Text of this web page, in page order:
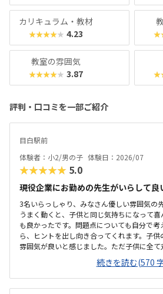
カリキュラム・教材
★★★★★ 4.23
教室の雰囲気
★★★★★ 3.87
評判・口コミを一部ご紹介
目白駅前
体験者：小2/男の子 体験日：2026/07
★★★★★ 5.0
現役企業にお勤めの先生がいらして良
3名いらっしゃり、みなさん優しい雰囲気の
うまく動くと、子供と同じ気持ちになって
も良かったです。問題点についても自分で
ら、ヒントを出し向き合ってくれます。子
雰囲気が良いと感じました。ただ子供に全
の上に「教科書とキットをどこに置いたらや
かけてくださり、そこから自分で考えていま
ントをいただきながら、自分で教科書を読
駅近くですが、静かな環境です。急な坂道
続きを読む(570